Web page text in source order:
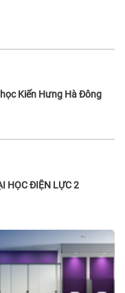
Trường tiểu học Kiến Hưng Hà Đông
HỌC ĐIỆN LỰC 2